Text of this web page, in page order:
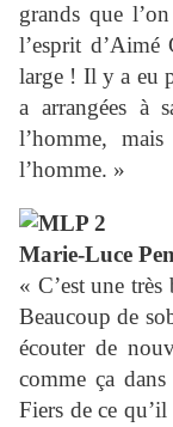
grands que
l’esprit
large ! Il y a eu
a arrangées à
l’homme,
l’homme. »
Marie-Luce
« C’est une très
Beaucoup de
écouter de
comme ça
Fiers de ce